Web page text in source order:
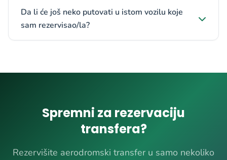
Da li će još neko putovati u istom vozilu koje
sam rezervisao/la?
Spremni za rezervaciju
transfera?
Rezervišite aerodromski transfer u samo nekoliko